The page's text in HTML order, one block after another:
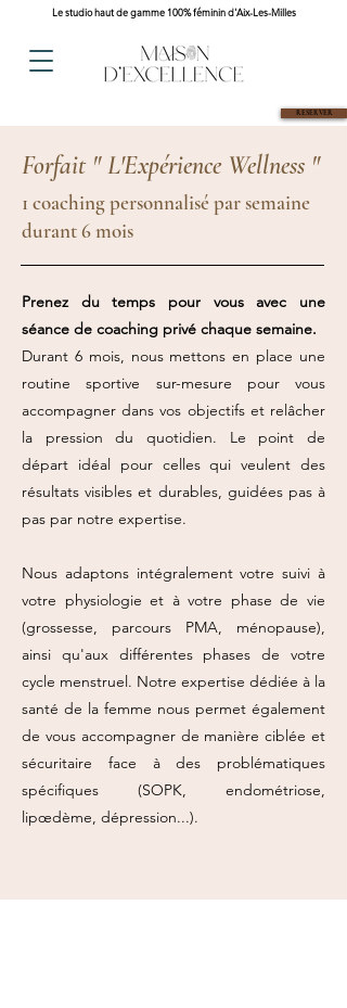
Le studio haut de gamme 100% féminin d'Aix-Les-Milles
RESERVER
Forfait " L'Expérience Wellness "
1 coaching personnalisé par semaine
durant 6 mois
Prenez du temps pour vous avec une
séance de coaching privé chaque semaine.
Durant 6 mois, nous mettons en place une
routine sportive sur-mesure pour vous
accompagner dans vos objectifs et relâcher
la pression du quotidien. Le point de
départ idéal pour celles qui veulent des
résultats visibles et durables, guidées pas à
pas par notre expertise.
Nous adaptons intégralement votre suivi à
votre physiologie et à votre phase de vie
(grossesse, parcours PMA, ménopause),
ainsi qu'aux différentes phases de votre
cycle menstruel. Notre expertise dédiée à la
santé de la femme nous permet également
de vous accompagner de manière ciblée et
sécuritaire face à des problématiques
spécifiques (SOPK, endométriose,
lipœdème, dépression...).